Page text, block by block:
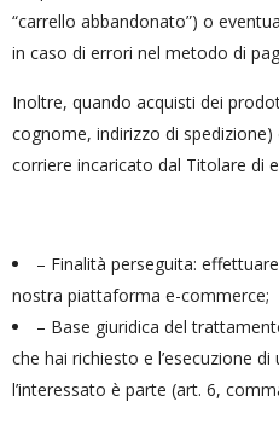
“carrello abbandonato”) o
in caso di errori nel metodo di
Inoltre, quando acquisti dei
cognome, indirizzo di
corriere incaricato dal Titolare di
– Finalità perseguita:
nostra piattaforma e-commerce;
– Base giuridica del
che hai richiesto e l’esecuzione
l’interessato è parte (art. 6,